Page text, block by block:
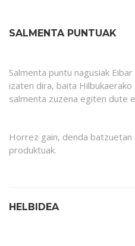
SALMENTA PUNTUAK
Salmenta puntu nagusiak
izaten dira, baita
salmenta zuzena egiten dute
Horrez gain, denda
produktuak.
HELBIDEA